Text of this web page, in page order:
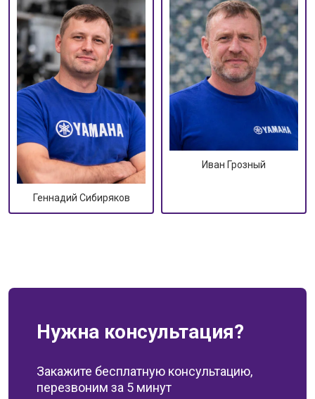
Геннадий Сибиряков
Иван Грозный
Нужна консультация?
Закажите бесплатную консультацию,
перезвоним за 5 минут